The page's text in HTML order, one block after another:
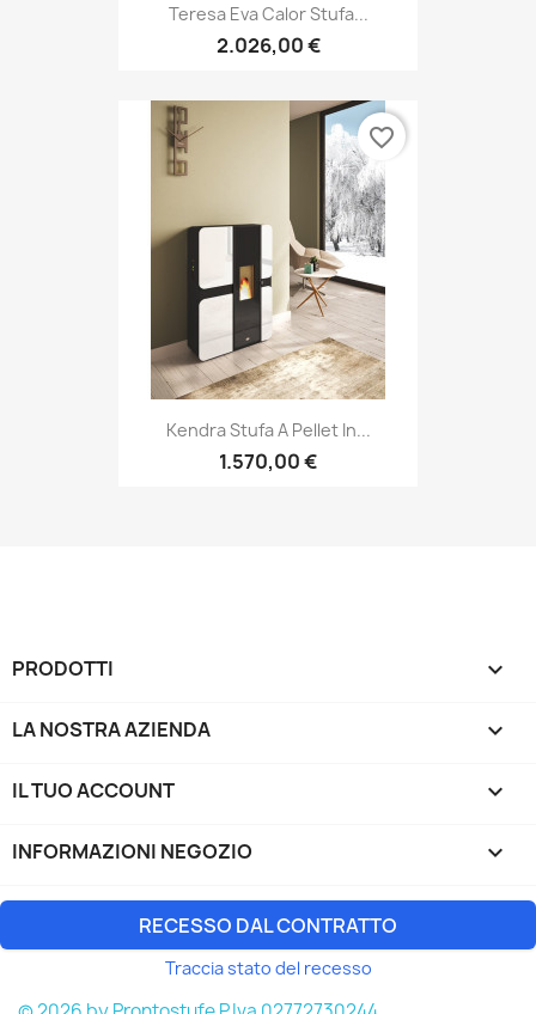
Teresa Eva Calor Stufa...
2.026,00 €
Kendra Stufa A Pellet In...
1.570,00 €
favorite_border
PRODOTTI 
LA NOSTRA AZIENDA 
IL TUO ACCOUNT 
INFORMAZIONI NEGOZIO keyboard_arrow_down
RECESSO DAL CONTRATTO
Traccia stato del recesso